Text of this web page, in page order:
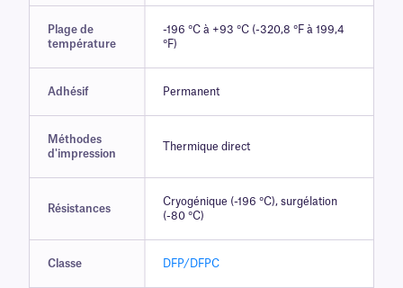
Plage de
température
-196 °C à +93 °C (-320,8 °F à 199,4
°F)
Adhésif Permanent
Méthodes
d'impression
Thermique direct
Résistances
Cryogénique (-196 °C), surgélation
(-80 °C)
Classe DFP/DFPC